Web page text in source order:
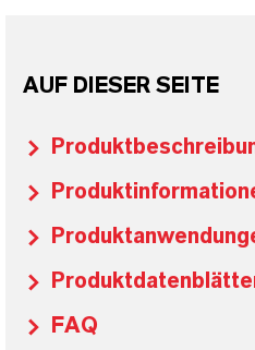
AUF DIESER SEITE
FAQ